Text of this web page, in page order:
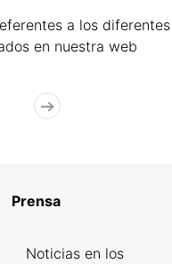
a los
en nuestra web
Prensa
Noticias en los